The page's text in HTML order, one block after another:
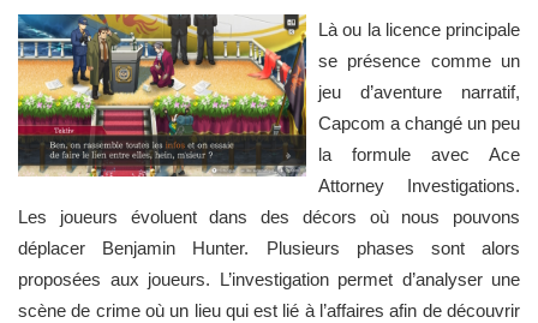
Là ou la licence principale
se présence comme un
jeu d’aventure narratif,
Capcom a changé un peu
la formule avec Ace
Attorney Investigations.
Les joueurs évoluent dans des décors où nous pouvons
déplacer Benjamin Hunter. Plusieurs phases sont alors
proposées aux joueurs. L’investigation permet d’analyser une
scène de crime où un lieu qui est lié à l’affaires afin de découvrir